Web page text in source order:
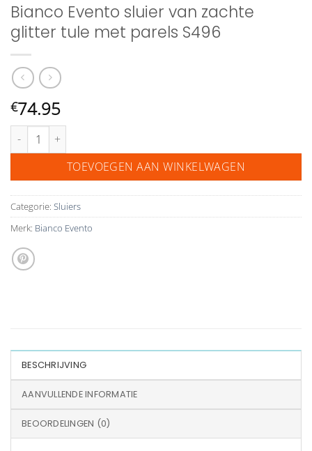
Bianco Evento sluier van zachte
glitter tule met parels S496
€74.95
Bianco Evento sluier van zachte glitter tule met parels S496 aantal
TOEVOEGEN AAN WINKELWAGEN
Categorie: Sluiers
Merk: Bianco Evento
BESCHRIJVING
AANVULLENDE INFORMATIE
BEOORDELINGEN (0)